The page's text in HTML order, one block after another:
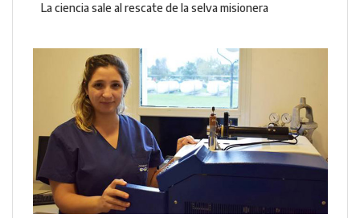
La ciencia sale al rescate de la selva misionera